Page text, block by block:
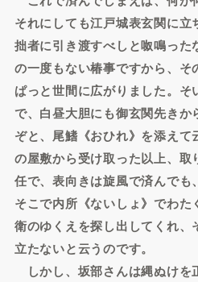
それにしても江戸城表玄関に
拙者に引き渡すべしと呶鳴っ
の一度もない椿事ですから、そ
ぱっと世間に広がりました。
で、白昼大胆にも御玄関先き
ぞと、尾鰭《おひれ》を添え
の屋敷から受け取った以上、
任で、表向きは旋風で済んでも
そこで内所《ないしょ》でわ
衛のゆくえを探し出してくれ
立たないと云うのです。
しかし、坂部さんは縄ぬけを